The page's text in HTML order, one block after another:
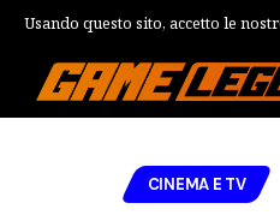
Usando questo sito, accetto le
CINEMA E TV